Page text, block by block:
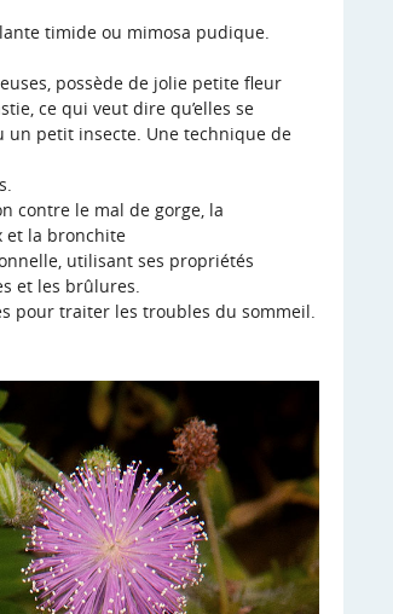
timide ou mimosa pudique.
possède de jolie petite fleur
ce qui veut dire qu’elles se
un petit insecte. Une technique de
contre le mal de gorge, la
et la bronchite
utilisant ses propriétés
et les brûlures.
pour traiter les troubles du sommeil.